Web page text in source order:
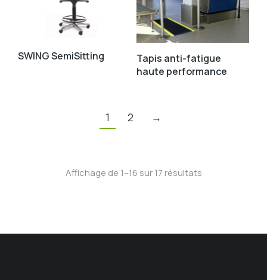
SWING SemiSitting
Tapis anti-fatigue
haute performance
1 2 →
Affichage de 1–16 sur 17 résultats